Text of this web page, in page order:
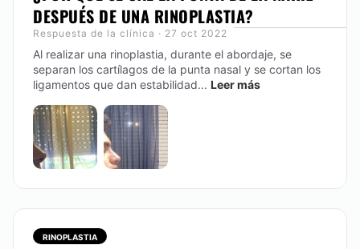
DESPUÉS DE UNA RINOPLASTIA?
Respuesta de la clínica · 27 oct 2022
Al realizar una rinoplastia, durante el abordaje, se
separan los cartílagos de la punta nasal y se cortan los
ligamentos que dan estabilidad... Leer más
RINOPLASTIA